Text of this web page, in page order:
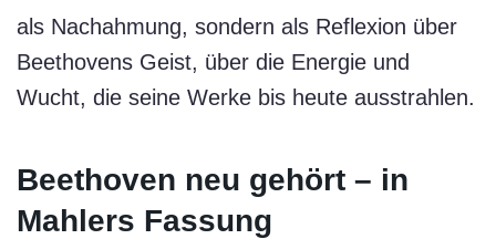
als Nachahmung, sondern als Reflexion über
Beethovens Geist, über die Energie und
Wucht, die seine Werke bis heute ausstrahlen.
Beethoven neu gehört – in
Mahlers Fassung